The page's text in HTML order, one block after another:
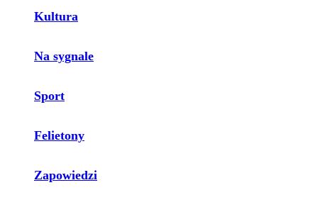
Kultura
Na sygnale
Sport
Felietony
Zapowiedzi